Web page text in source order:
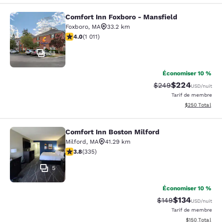
Comfort Inn Foxboro - Mansfield
38
Comfort Inn Foxboro - Mansfield
Foxboro, MA
33.2 km
3.99 étoiles. Bien. 1011 commentaires
4.0(1 011)
Économiser 10 %
Tarif barré :
$249Tarif réduit :
$224USD/nuit
Tarif de membre
Afficher les
$250 Total
Comfort Inn Boston Milford
5
Comfort Inn Boston Milford
Milford, MA
41.29 km
3.83 étoiles. Bien. 335 commentaires
3.8(335)
Économiser 10 %
Tarif barré :
$149Tarif réduit :
$134USD/nuit
Tarif de membre
Afficher les
$150 Total